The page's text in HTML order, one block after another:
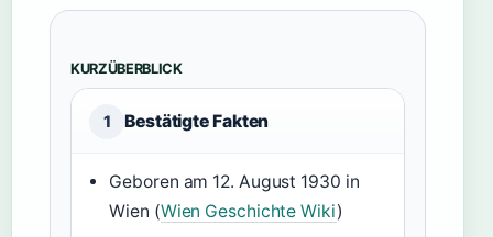
KURZÜBERBLICK
1 Bestätigte Fakten
Geboren am 12. August 1930 in
Wien (Wien Geschichte Wiki)